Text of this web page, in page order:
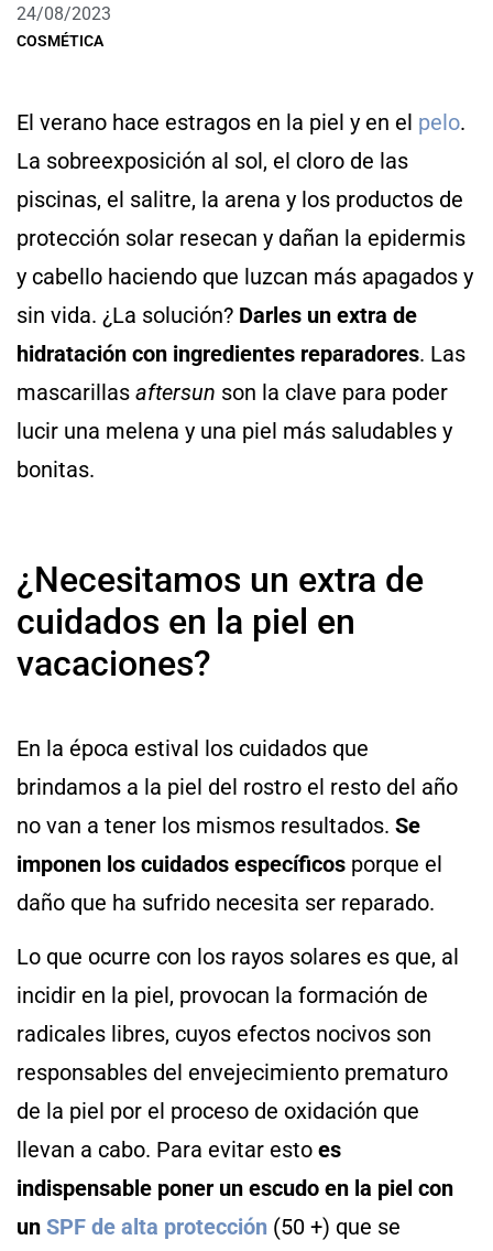
24/08/2023
COSMÉTICA
El verano hace estragos en la piel y en el pelo.
La sobreexposición al sol, el cloro de las
piscinas, el salitre, la arena y los productos de
protección solar resecan y dañan la epidermis
y cabello haciendo que luzcan más apagados y
sin vida. ¿La solución? Darles un extra de
hidratación con ingredientes reparadores. Las
mascarillas aftersun son la clave para poder
lucir una melena y una piel más saludables y
bonitas.
¿Necesitamos un extra de
cuidados en la piel en
vacaciones?
En la época estival los cuidados que
brindamos a la piel del rostro el resto del año
no van a tener los mismos resultados. Se
imponen los cuidados específicos porque el
daño que ha sufrido necesita ser reparado.
Lo que ocurre con los rayos solares es que, al
incidir en la piel, provocan la formación de
radicales libres, cuyos efectos nocivos son
responsables del envejecimiento prematuro
de la piel por el proceso de oxidación que
llevan a cabo. Para evitar esto es
indispensable poner un escudo en la piel con
un SPF de alta protección (50 +) que se